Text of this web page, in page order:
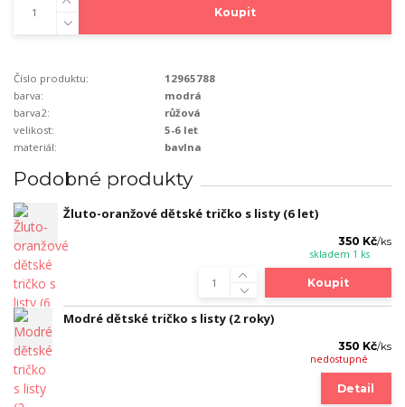
Koupit
Číslo produktu:
12965788
barva:
modrá
barva2:
růžová
velikost:
5-6 let
materiál:
bavlna
Podobné produkty
Žluto-oranžové dětské tričko s listy (6 let)
350 Kč/ks
skladem 1 ks
Koupit
Modré dětské tričko s listy (2 roky)
350 Kč/ks
nedostupné
Detail